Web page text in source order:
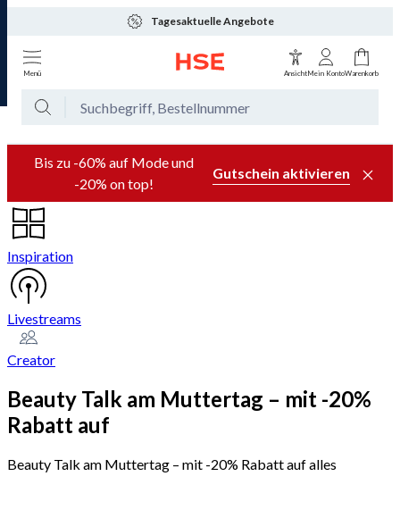
Tagesaktuelle Angebote
Menü AnsichtMein KontoWarenkorb
Bis zu -60% auf Mode und
-20% on top!
Gutschein aktivieren
Inspiration
Livestreams
Creator
Beauty Talk am Muttertag – mit -20%
Rabatt auf
Beauty Talk am Muttertag – mit -20% Rabatt auf alles